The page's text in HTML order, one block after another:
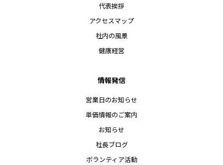
代表挨拶
アクセスマップ
社内の風景
健康経営
情報発信
営業日のお知らせ
単価情報のご案内
お知らせ
社長ブログ
ボランティア活動